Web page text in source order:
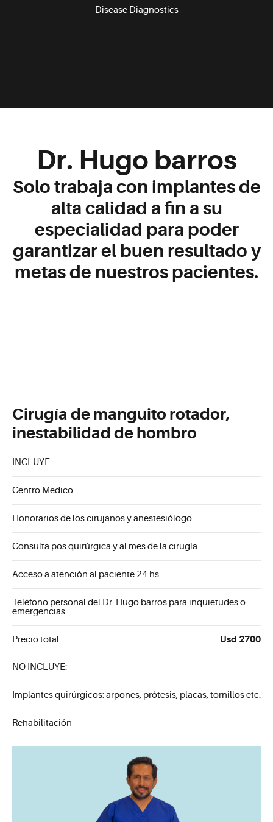
Disease Diagnostics
Dr. Hugo barros
Solo trabaja con implantes de
alta calidad a fin a su
especialidad para poder
garantizar el buen resultado y
metas de nuestros pacientes.
Cirugía de manguito rotador,
inestabilidad de hombro
INCLUYE
Centro Medico
Honorarios de los cirujanos y anestesiólogo
Consulta pos quirúrgica y al mes de la cirugía
Acceso a atención al paciente 24 hs
Teléfono personal del Dr. Hugo barros para inquietudes o
emergencias
Precio total Usd 2700
NO INCLUYE:
Implantes quirúrgicos: arpones, prótesis, placas, tornillos etc.
Rehabilitación